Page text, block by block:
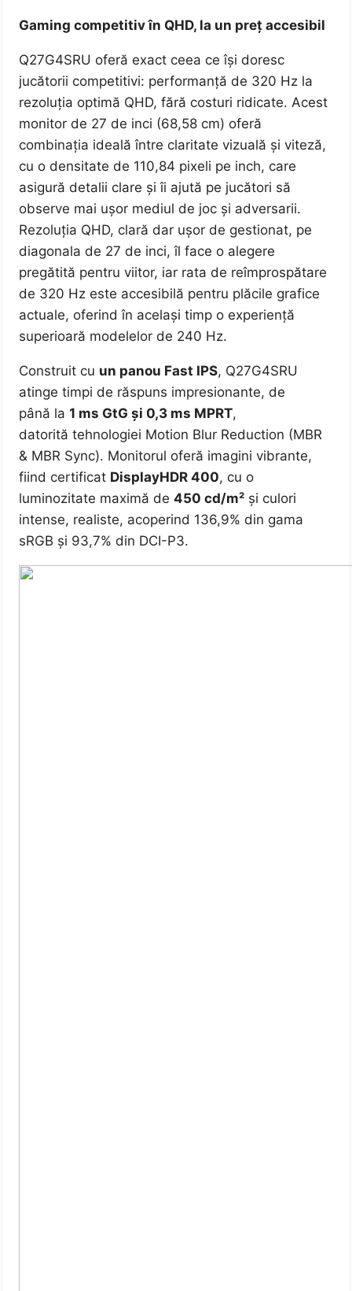
Gaming competitiv în QHD, la un preț accesibil
Q27G4SRU oferă exact ceea ce își doresc
jucătorii competitivi: performanță de 320 Hz la
rezoluția optimă QHD, fără costuri ridicate. Acest
monitor de 27 de inci (68,58 cm) oferă
combinația ideală între claritate vizuală și viteză,
cu o densitate de 110,84 pixeli pe inch, care
asigură detalii clare și îi ajută pe jucători să
observe mai ușor mediul de joc și adversarii.
Rezoluția QHD, clară dar ușor de gestionat, pe
diagonala de 27 de inci, îl face o alegere
pregătită pentru viitor, iar rata de reîmprospătare
de 320 Hz este accesibilă pentru plăcile grafice
actuale, oferind în același timp o experiență
superioară modelelor de 240 Hz.
Construit cu un panou Fast IPS, Q27G4SRU
atinge timpi de răspuns impresionante, de
până la1 ms GtG și 0,3 ms MPRT,
datorită tehnologiei Motion Blur Reduction (MBR
& MBR Sync). Monitorul oferă imagini vibrante,
fiind certificat DisplayHDR 400, cu o
luminozitate maximă de450 cd/m² și culori
intense, realiste, acoperind 136,9% din gama
sRGB și 93,7% din DCI-P3.